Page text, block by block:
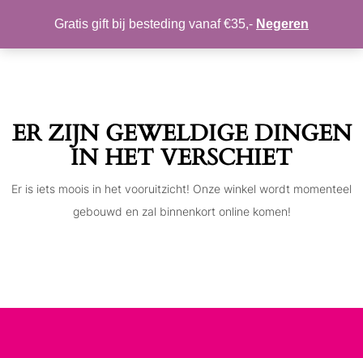
Toggle
MIJN ACCOUNT VERLANGLIJST
ER ZIJN GEWELDIGE DINGEN
IN HET VERSCHIET
Er is iets moois in het vooruitzicht! Onze winkel wordt momenteel
gebouwd en zal binnenkort online komen!
Gratis gift bij besteding vanaf €35,- Negeren